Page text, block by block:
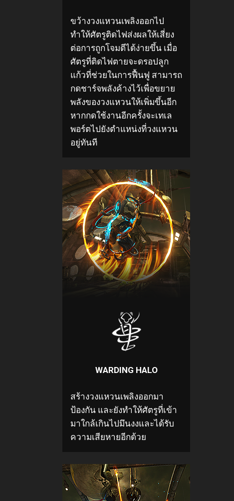
ขว้างวงแหวนเพลิงออกไป
ทำให้ศัตรูติดไฟส่งผลให้เสี่ยง
ต่อการถูกโจมตีได้ง่ายขึ้น เมื่อ
ศัตรูที่ติดไฟตายจะดรอปลูก
แก้วที่ช่วยในการฟื้นฟู สามารถ
กดชาร์จพลังค้างไว้เพื่อขยาย
พลังของวงแหวนให้เพิ่มขึ้นอีก
หากกดใช้งานอีกครั้งจะเทเล
พอร์ตไปยังตำแหน่งที่วงแหวน
อยู่ทันที
WARDING HALO
สร้างวงแหวนเพลิงออกมา
ป้องกัน และยังทำให้ศัตรูที่เข้า
มาใกล้เกินไปมึนงงและได้รับ
ความเสียหายอีกด้วย